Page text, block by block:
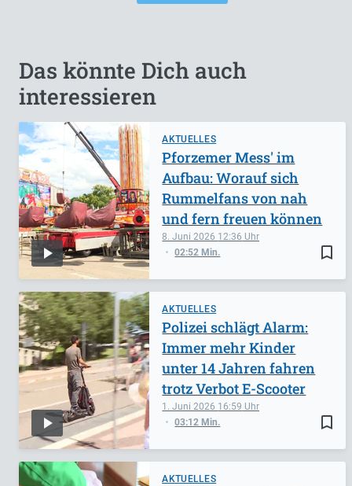
Das könnte Dich auch
interessieren
AKTUELLES
bookmark_border
8. Juni 2026 12:36
02:52 Min.
Pforzemer Mess' im
Aufbau: Worauf sich
Rummelfans von nah
und fern freuen können
AKTUELLES
bookmark_border
1. Juni 2026 16:59
03:12 Min.
Polizei schlägt Alarm:
Immer mehr Kinder
unter 14 Jahren fahren
trotz Verbot E-Scooter
AKTUELLES